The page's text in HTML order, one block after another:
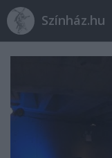
Színház.hu